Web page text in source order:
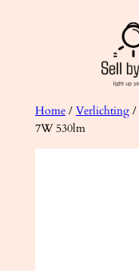
Home/ Verlichting/
7W 530lm